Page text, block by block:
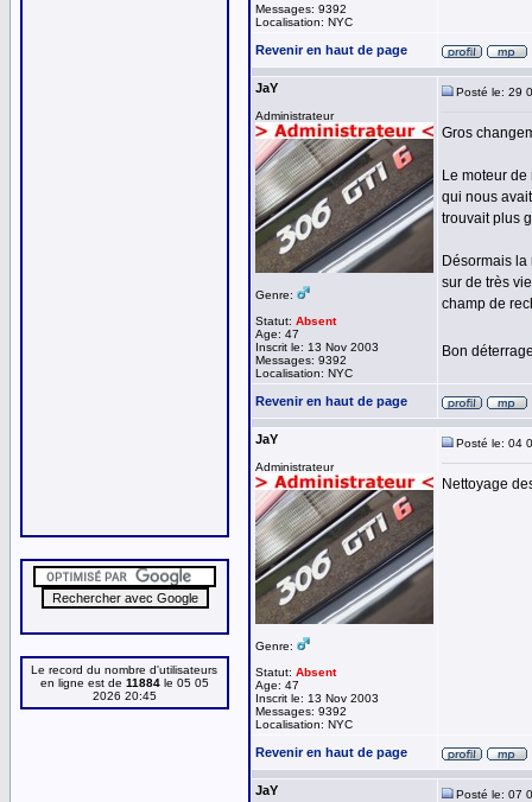
Le record du nombre d'utilisateurs
en ligne est de 11884 le 05 05
2026 20:45
Messages: 9392
Localisation: NYC
Revenir en haut de page
JaY
Administrateur
Genre:
Statut: Absent
Age: 47
Inscrit le: 13 Nov 2003
Messages: 9392
Localisation: NYC
Posté le: 29
Gros
Le moteur
qui nous
trouvait plus
Désormais
sur de très
champ de
Bon
Revenir en haut de page
JaY
Administrateur
Genre:
Statut: Absent
Age: 47
Inscrit le: 13 Nov 2003
Messages: 9392
Localisation: NYC
Posté le: 04
Nettoyage
Revenir en haut de page
JaY Posté le: 07